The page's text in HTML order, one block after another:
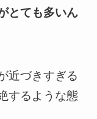
とても多いん
近づきすぎる
するような態